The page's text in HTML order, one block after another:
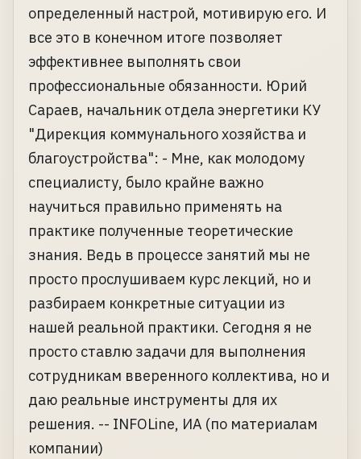
определенный настрой, мотивирую его. И
все это в конечном итоге позволяет
эффективнее выполнять свои
профессиональные обязанности. Юрий
Сараев, начальник отдела энергетики КУ
"Дирекция коммунального хозяйства и
благоустройства": - Мне, как молодому
специалисту, было крайне важно
научиться правильно применять на
практике полученные теоретические
знания. Ведь в процессе занятий мы не
просто прослушиваем курс лекций, но и
разбираем конкретные ситуации из
нашей реальной практики. Сегодня я не
просто ставлю задачи для выполнения
сотрудникам вверенного коллектива, но и
даю реальные инструменты для их
решения. -- INFOLine, ИА (по материалам
компании)